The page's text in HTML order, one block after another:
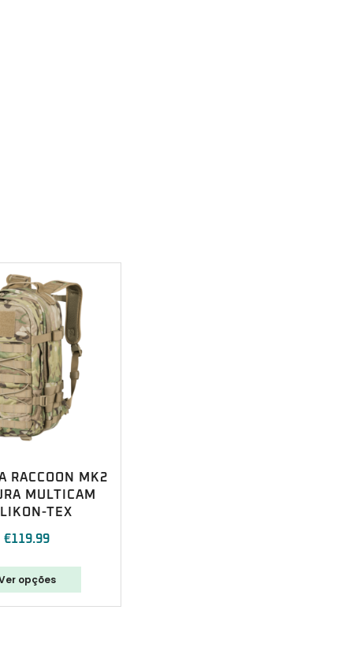
RACCOON MK2
MULTICAM
TEX
€119.99
opções